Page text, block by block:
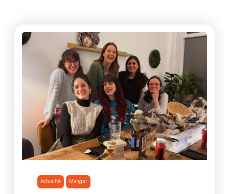
Actualité Manger